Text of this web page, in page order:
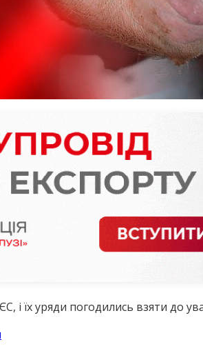
і їх уряди погодились взяти до